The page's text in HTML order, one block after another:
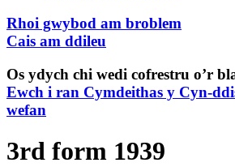
Rhoi gwybod am broblem
Cais am ddileu
Os ydych chi wedi cofrestru o’r
Ewch i ran Cymdeithas y Cyn-
wefan
3rd form 1939